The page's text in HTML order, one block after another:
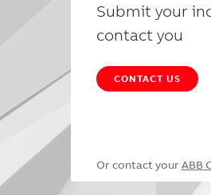
Submit your
contact you
CONTACT US
Or contact your ABB